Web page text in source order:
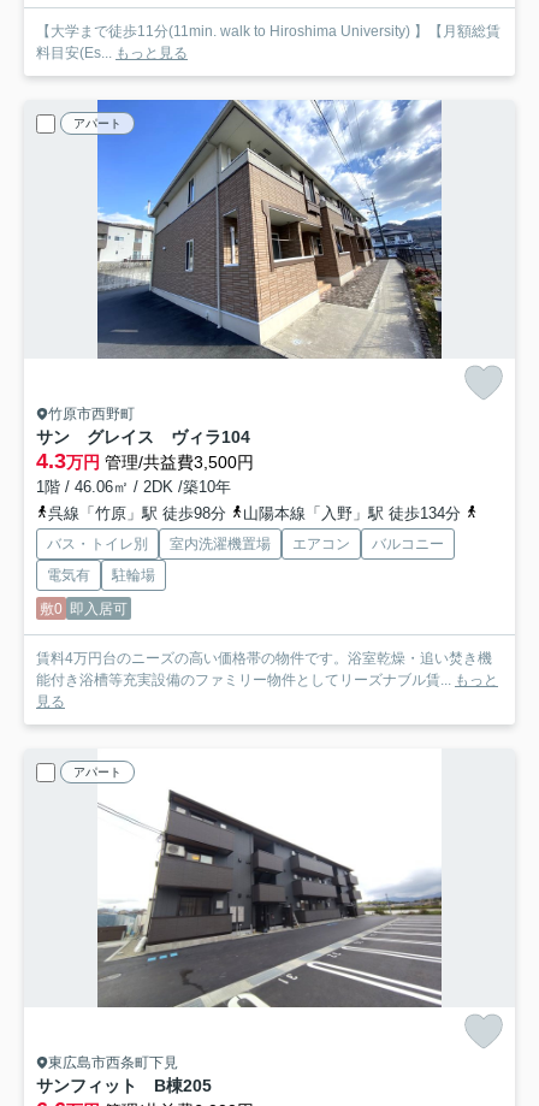
【大学まで徒歩11分(11min. walk to Hiroshima University) 】【月額総賃
料目安(Es... もっと見る
アパート
竹原市西野町
サン グレイス ヴィラ104
4.3万円 管理/共益費3,500円
1階 / 46.06㎡ / 2DK /築10年
呉線「竹原」駅 徒歩98分
山陽本線「入野」駅 徒歩134分
バス・トイレ別 室内洗濯機置場 エアコン
バルコニー
電気有
駐輪場
敷0 即入居可
賃料4万円台のニーズの高い価格帯の物件です。浴室乾燥・追い焚き機
能付き浴槽等充実設備のファミリー物件としてリーズナブル賃... もっと
見る
アパート
東広島市西条町下見
サンフィット B棟205